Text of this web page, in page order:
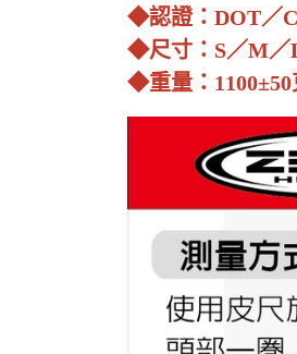
◆認證：DOT／
◆尺寸：S／M／
◆重量：